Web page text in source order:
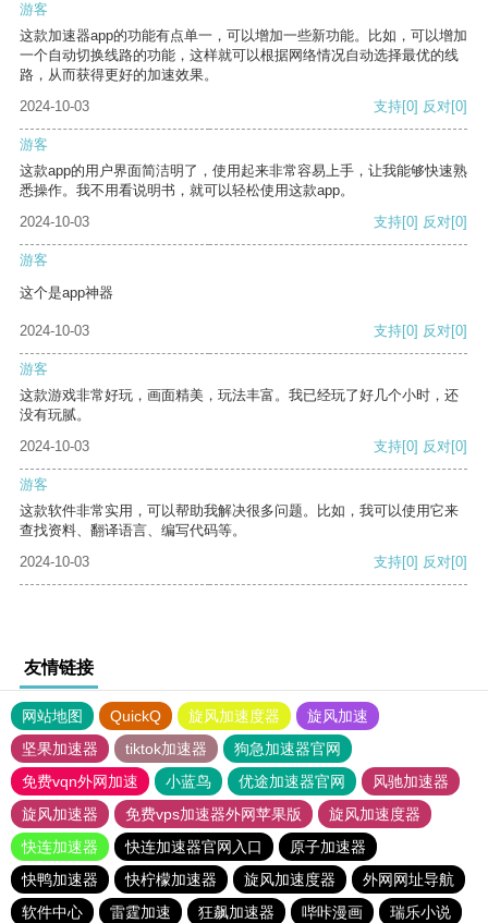
游客
这款加速器app的功能有点单一，可以增加一些新功能。比如，可以增加
一个自动切换线路的功能，这样就可以根据网络情况自动选择最优的线
路，从而获得更好的加速效果。
2024-10-03
支持[0] 反对[0]
游客
这款app的用户界面简洁明了，使用起来非常容易上手，让我能够快速熟
悉操作。我不用看说明书，就可以轻松使用这款app。
2024-10-03
支持[0] 反对[0]
游客
这个是app神器
2024-10-03 支持[0] 反对[0]
游客
这款游戏非常好玩，画面精美，玩法丰富。我已经玩了好几个小时，还
没有玩腻。
2024-10-03
支持[0] 反对[0]
游客
这款软件非常实用，可以帮助我解决很多问题。比如，我可以使用它来
查找资料、翻译语言、编写代码等。
2024-10-03
支持[0] 反对[0]
友情链接
网站地图 QuickQ 旋风加速度器
旋风加速
坚果加速器
tiktok加速器
狗急加速器官网
免费vqn外网加速
小蓝鸟 优途加速器官网
风驰加速器
旋风加速器
免费vps加速器外网苹果版
旋风加速度器
快连加速器
快连加速器官网入口
原子加速器
快鸭加速器
快柠檬加速器 旋风加速度器
外网网址导航
软件中心
雷霆加速 狂飙加速器 哔咔漫画 瑞乐小说